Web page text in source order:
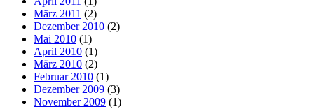
März 2011 (2)
Dezember 2010 (2)
Mai 2010 (1)
April 2010 (1)
März 2010 (2)
Februar 2010 (1)
Dezember 2009 (3)
November 2009 (1)